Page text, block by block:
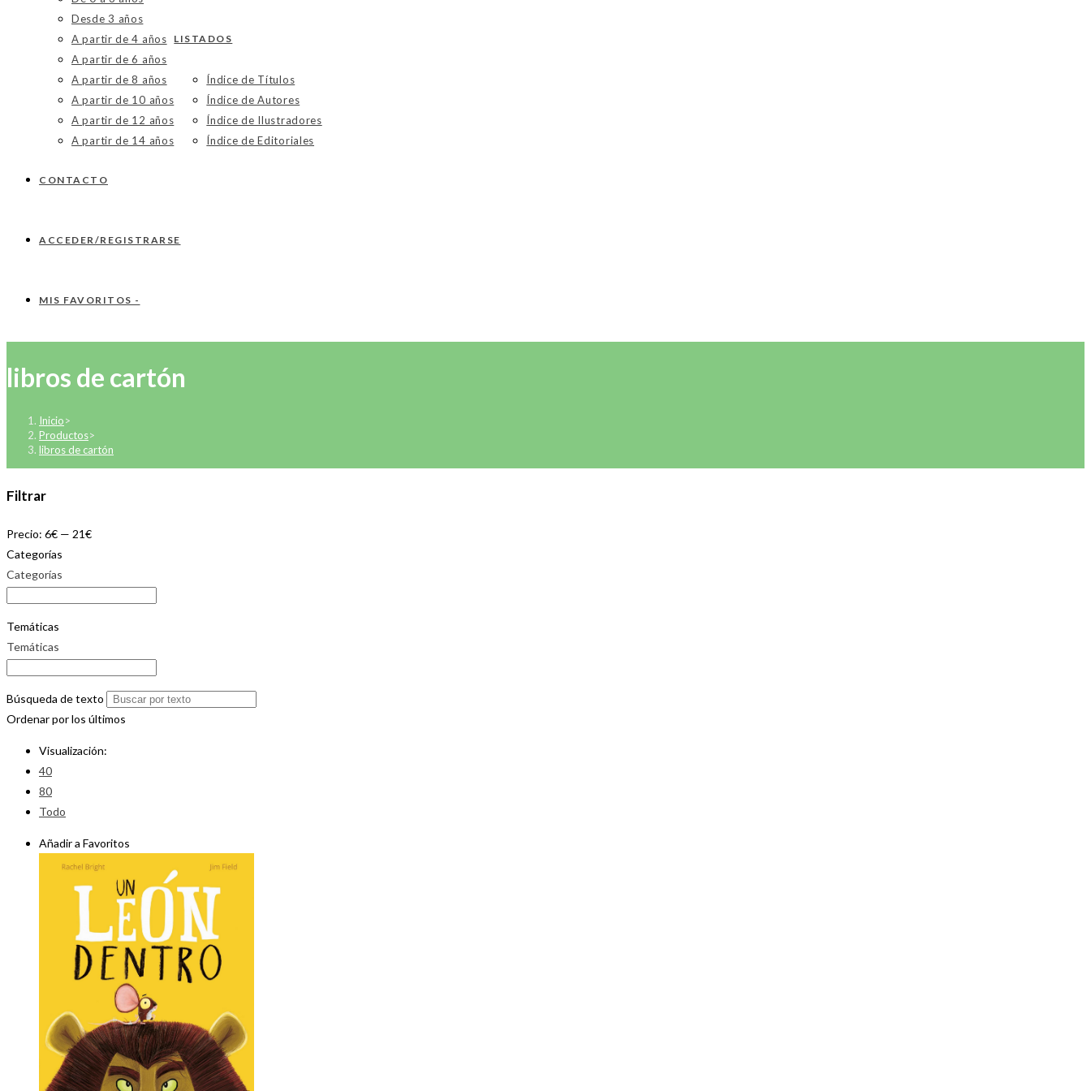
Desde 3 años
A partir de 4 años
A partir de 6 años
A partir de 8 años
A partir de 10 años
A partir de 12 años
A partir de 14 años
LISTADOS
Índice de Títulos
Índice de Autores
Índice de Ilustradores
Índice de Editoriales
CONTACTO
ACCEDER/REGISTRARSE
MIS FAVORITOS -
libros de cartón
Inicio>
Productos>
libros de cartón
Filtrar
Precio: 6€ — 21€
Categorías
Categorías
Temáticas
Temáticas
Búsqueda de texto
Ordenar por los últimos
Visualización:
40
80
Todo
Añadir a Favoritos